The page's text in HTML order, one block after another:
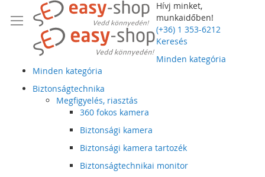
Hívj minket,
munkaidőben!
(+36) 1 353-6212
Keresés
Minden kategória
Minden kategória
Biztonságtechnika
Megfigyelés, riasztás
360 fokos kamera
Biztonsági kamera
Biztonsági kamera tartozék
Biztonságtechnikai monitor